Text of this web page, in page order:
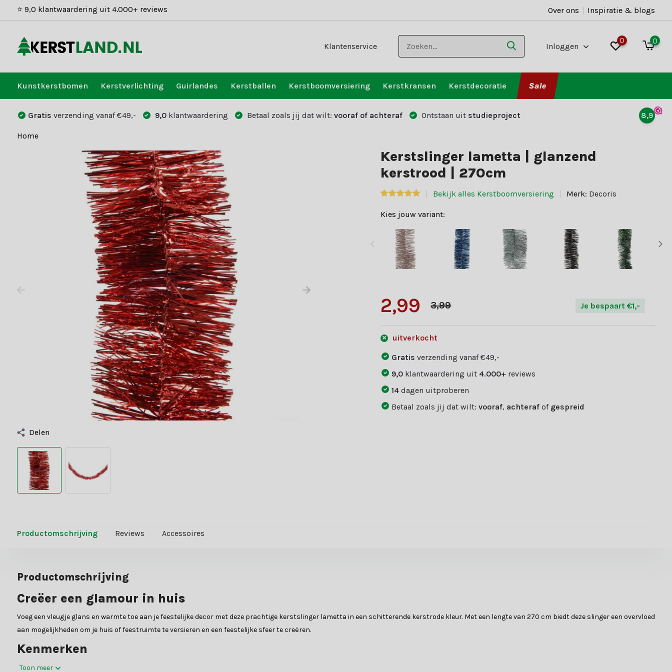
⭐ 9,0 klantwaardering uit 4.000+ reviews Over ons | Inspiratie & blogs
Klantenservice Inloggen
0 0
Kunstkerstbomen Kerstverlichting Guirlandes Kerstballen Kerstboomversiering Kerstkransen Kerstdecoratie Sale
Gratis verzending vanaf €49,- 9,0 klantwaardering Betaal zoals jij dat wilt: vooraf of achteraf Ontstaan uit studieproject 8,9
Home
Delen
Kerstslinger lametta | glanzend
kerstrood | 270cm
Bekijk alles Kerstboomversiering Merk: Decoris
Kies jouw variant:
2,99 3,99 Je bespaart €1,-
uitverkocht
Gratisverzending vanaf €49,-
9,0 klantwaardering uit 4.000+ reviews
14dagen uitproberen
Betaal zoals jij dat wilt:vooraf, achteraf of gespreid
Productomschrijving Reviews Accessoires
Productomschrijving
Creëer een glamour in huis
Voeg een vleugje glans en warmte toe aan je feestelijke decor met deze prachtige kerstslinger lametta in een schitterende kerstrode kleur. Met een lengte van 270 cm biedt deze slinger een overvloed
aan mogelijkheden om je huis of feestruimte te versieren en een feestelijke sfeer te creëren.
Kenmerken
Deze kerstslinger lametta is uitgevoerd in een prachtige kerstrode kleur en heeft een royale lengte van 270 cm. Het lametta heeft een glanzende afwerking die het licht vangt en een sprankelende
Toon meer